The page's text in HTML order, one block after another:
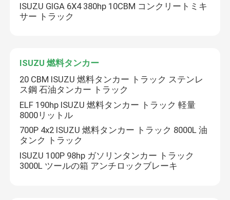
ISUZUの空気のプラットホームのトラック
ISUZU リファー トラック
ISUZUのトラックはクレーンを取付けた
ISUZU GIGA 6X4 380hp 10CBM コンクリートミキ
サー トラック
ISUZU 燃料タンカー
20 CBM ISUZU 燃料タンカー トラック ステンレ
ス鋼 石油タンカー トラック
ELF 190hp ISUZU 燃料タンカー トラック 軽量
8000リットル
700P 4x2 ISUZU 燃料タンカー トラック 8000L 油
タンク トラック
ISUZU 100P 98hp ガソリンタンカー トラック
3000L ツールの箱 アンチロックブレーキ